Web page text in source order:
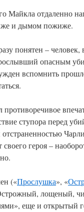
Майкла отдаленно
и дымом пожиже.
понятен –
опасным
вспомнить
противоречивое
ступора перед
отстраненностью
своего героя –
(«Прослушка», «
лощеный,
еще и открытый